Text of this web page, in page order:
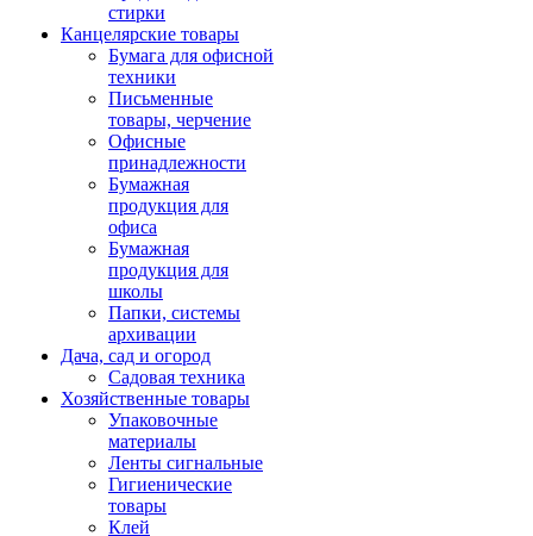
стирки
Канцелярские товары
Бумага для офисной
техники
Письменные
товары, черчение
Офисные
принадлежности
Бумажная
продукция для
офиса
Бумажная
продукция для
школы
Папки, системы
архивации
Дача, сад и огород
Садовая техника
Хозяйственные товары
Упаковочные
материалы
Ленты сигнальные
Гигиенические
товары
Клей